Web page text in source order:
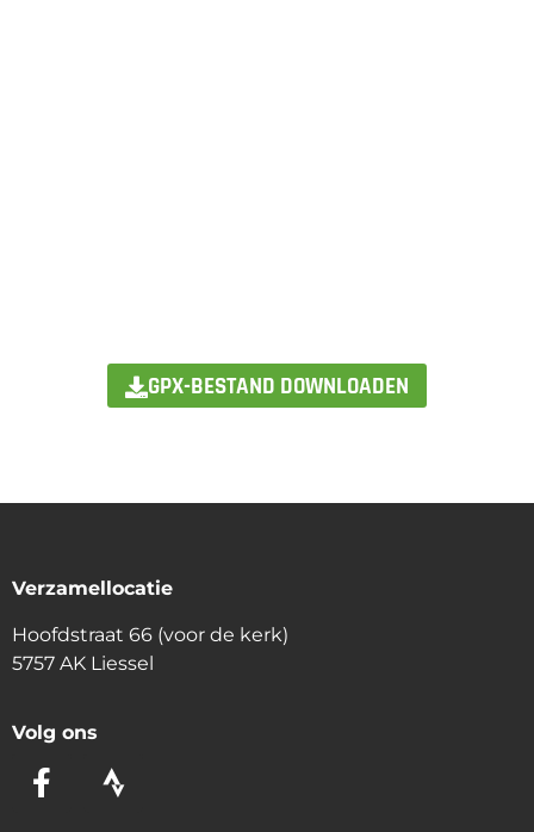
GPX-BESTAND DOWNLOADEN
Verzamellocatie
Hoofdstraat 66 (voor de kerk)
5757 AK Liessel
Volg ons